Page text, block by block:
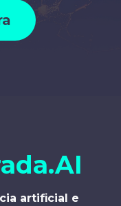
artificial e